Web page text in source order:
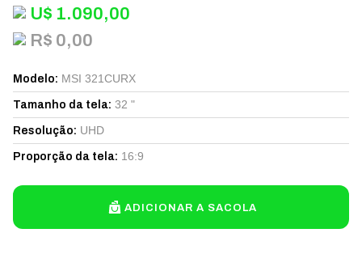
U$ 1.090,00
R$ 0,00
Modelo: MSI 321CURX
Tamanho da tela: 32 "
Resolução: UHD
Proporção da tela: 16:9
ADICIONAR A SACOLA